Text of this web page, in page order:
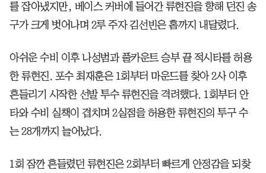
를 잡아냈지만, 베이스 커버에 들어간 류현진을 향해 던진 송
구가 크게 벗어나며 2루 주자 김선빈은 홈까지 내달렸다.
아쉬운 수비 이후 나성범과 풀카운트 승부 끝 적시타를 허용
한 류현진. 포수 최재훈은 1회부터 마운드를 찾아 2사 이후
흔들리기 시작한 선발 투수 류현진을 격려했다. 1회부터 안
타와 수비 실책이 겹치며 2실점을 허용한 류현진의 투구 수
는 28개까지 늘어났다.
1회 잠깐 흔들렸던 류현진은 2회부터 빠르게 안정감을 되찾